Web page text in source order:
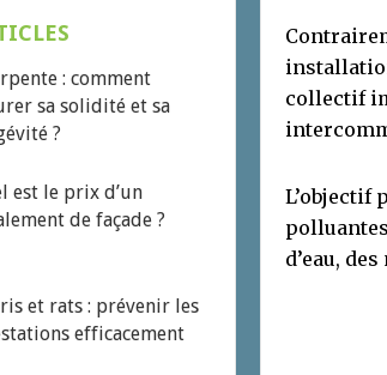
collectif
L’objectif
d’eau,
: comment
sa solidité et sa
?
est le prix d’un
de façade ?
et rats : prévenir les
efficacement